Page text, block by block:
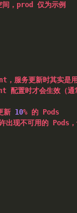
间，prod 仅为示例
，服务更新时其实是
配置时才会生效（通
新 10% 的 Pods
出现不可用的 Pods